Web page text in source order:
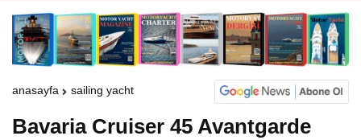
anasayfa sailing yacht
Bavaria Cruiser 45 Avantgarde